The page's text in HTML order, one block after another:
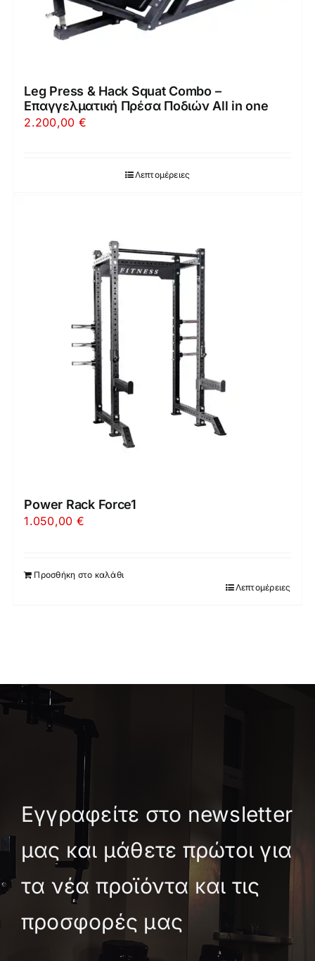
Leg Press & Hack Squat Combo –
Επαγγελματική Πρέσα Ποδιών All in one
2.200,00 €
Λεπτομέρειες
Power Rack Force1
1.050,00 €
Προσθήκη στο καλάθι
Λεπτομέρειες
Εγγραφείτε στο newsletter
μας και μάθετε πρώτοι για
τα νέα προϊόντα και τις
προσφορές μας